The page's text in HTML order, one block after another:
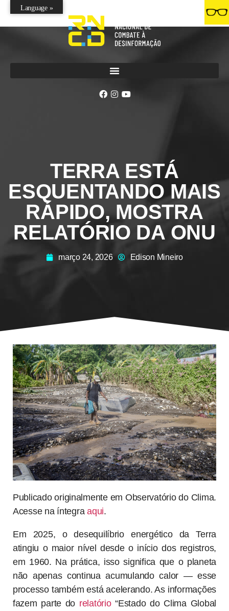
TERRA ESTÁ
ESQUENTANDO MAIS
RÁPIDO, MOSTRA
RELATÓRIO DA ONU
março 24, 2026 Edison Mineiro
Publicado originalmente em Observatório do Clima.
Acesse na íntegraaqui.
Em 2025, o desequilíbrio energético da Terra
atingiu o maior nível desde o início dos registros,
em 1960. Na prática, isso significa que o planeta
não apenas continua acumulando calor — esse
processo também está acelerando. As informações
fazem parte do relatório“Estado do Clima Global
Language »